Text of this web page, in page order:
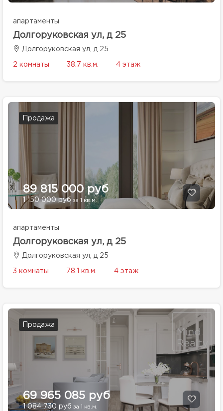
апартаменты
Долгоруковская ул, д 25
Долгоруковская ул, д 25
2 комнаты 38.7 кв.м. 4 этаж
Продажа
89 815 000 руб
1 150 000 руб за 1 кв.м.
апартаменты
Долгоруковская ул, д 25
Долгоруковская ул, д 25
3 комнаты 78.1 кв.м. 4 этаж
Продажа
69 965 085 руб
1 084 730 руб за 1 кв.м.